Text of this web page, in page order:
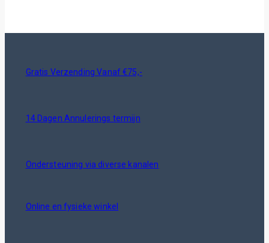
Gratis Verzending Vanaf €75,-
14 Dagen Annulerings termijn
Ondersteuning via diverse kanalen
Online en fysieke winkel